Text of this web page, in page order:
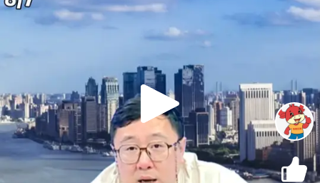
Play
Video